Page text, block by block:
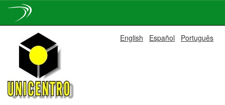
navigation
English Español Português